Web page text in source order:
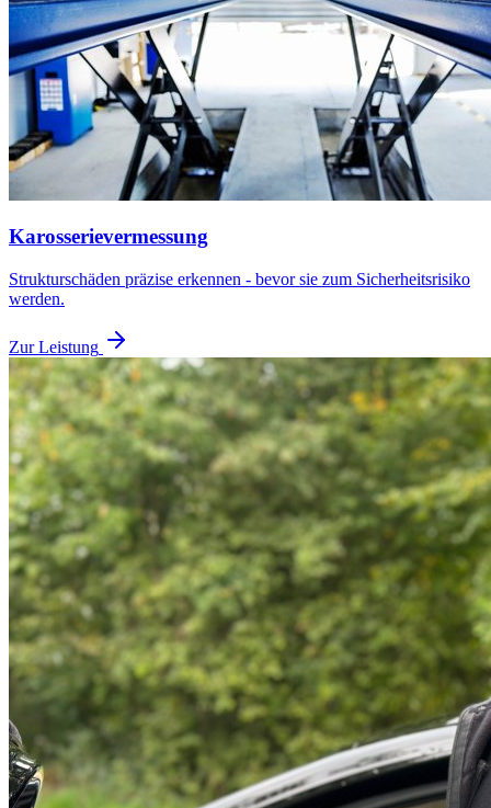
Karosserievermessung
Strukturschäden präzise erkennen - bevor sie zum Sicherheitsrisiko
werden.
Zur Leistung